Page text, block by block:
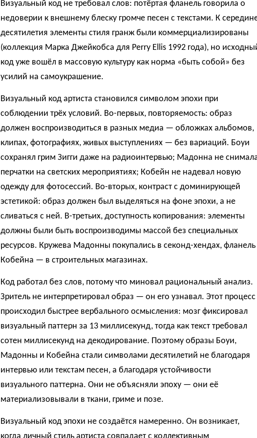
Визуальный код не требовал слов: потёртая фланель говорила о
недоверии к внешнему блеску громче песен с текстами. К
десятилетия элементы стиля гранж были коммерциализированы
(коллекция Марка Джейкобса для Perry Ellis 1992 года), но
код уже вошёл в массовую культуру как норма «быть собой» без
усилий на самоукрашение.
Визуальный код артиста становился символом эпохи при
соблюдении трёх условий. Во-первых, повторяемость: образ
должен воспроизводиться в разных медиа — обложках альбомов,
клипах, фотографиях, живых выступлениях — без вариаций. Боуи
сохранял грим Зигги даже на радиоинтервью; Мадонна не
перчатки на светских мероприятиях; Кобейн не надевал новую
одежду для фотосессий. Во-вторых, контраст с доминирующей
эстетикой: образ должен был выделяться на фоне эпохи, а не
сливаться с ней. В-третьих, доступность копирования: элементы
должны были быть воспроизводимы массой без специальных
ресурсов. Кружева Мадонны покупались в секонд-хендах, фланель
Кобейна — в строительных магазинах.
Код работал без слов, потому что миновал рациональный анализ.
Зритель не интерпретировал образ — он его узнавал. Этот процесс
происходил быстрее вербального осмысления: мозг фиксировал
визуальный паттерн за 13 миллисекунд, тогда как текст требовал
сотен миллисекунд на декодирование. Поэтому образы Боуи,
Мадонны и Кобейна стали символами десятилетий не благодаря
интервью или текстам песен, а благодаря устойчивости
визуального паттерна. Они не объясняли эпоху — они её
материализовывали в ткани, гриме и позе.
Визуальный код эпохи не создаётся намеренно. Он возникает,